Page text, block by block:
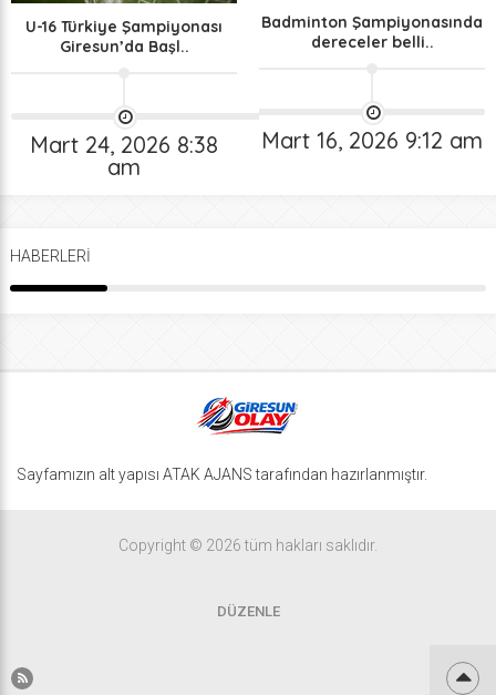
U-16 Türkiye Şampiyonası
Giresun’da Başl..
Mart 24, 2026 8:38
am
Badminton Şampiyonasında
dereceler belli..
Mart 16, 2026 9:12 am
HABERLERİ
Sayfamızın alt yapısı ATAK AJANS tarafından hazırlanmıştır.
Copyright © 2026 tüm hakları saklıdır.
DÜZENLE